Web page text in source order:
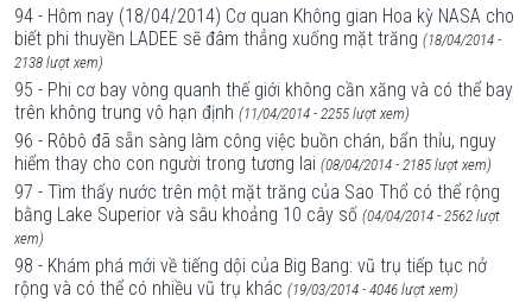
94 - Hôm nay (18/04/2014) Cơ quan Không gian Hoa kỳ NASA cho
biết phi thuyền LADEE sẽ đâm thẳng xuống mặt trăng (18/04/2014 -
2138 lượt xem)
95 - Phi cơ bay vòng quanh thế giới không cần xăng và có thể bay
trên không trung vô hạn định (11/04/2014 - 2255 lượt xem)
96 - Rôbô đã sẵn sàng làm công việc buồn chán, bẩn thỉu, nguy
hiểm thay cho con người trong tương lai (08/04/2014 - 2185 lượt xem)
97 - Tìm thấy nước trên một mặt trăng của Sao Thổ có thể rộng
bằng Lake Superior và sâu khoảng 10 cây số (04/04/2014 - 2562 lượt
xem)
98 - Khám phá mới về tiếng dội của Big Bang: vũ trụ tiếp tục nở
rộng và có thể có nhiều vũ trụ khác (19/03/2014 - 4046 lượt xem)